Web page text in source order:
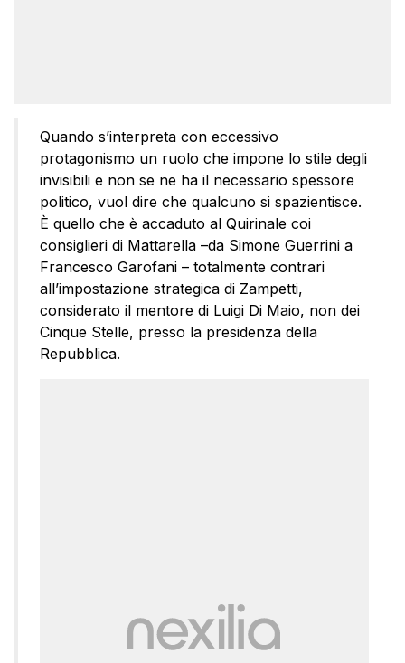
Quando s’interpreta con eccessivo
protagonismo un ruolo che impone lo stile degli
invisibili e non se ne ha il necessario spessore
politico, vuol dire che qualcuno si spazientisce.
È quello che è accaduto al Quirinale coi
consiglieri di Mattarella –da Simone Guerrini a
Francesco Garofani – totalmente contrari
all’impostazione strategica di Zampetti,
considerato il mentore di Luigi Di Maio, non dei
Cinque Stelle, presso la presidenza della
Repubblica.